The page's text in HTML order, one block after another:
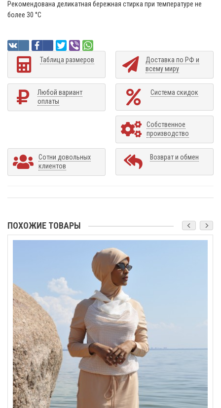
Рекомендована деликатная бережная стирка при температуре не
более 30 °C
Таблица размеров
Доставка по РФ и
всему миру
Любой вариант
оплаты
Система скидок
Собственное
производство
Сотни довольных
клиентов
Возврат и обмен
ПОХОЖИЕ ТОВАРЫ